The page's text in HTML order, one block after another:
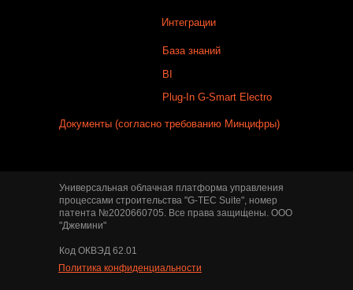
База знаний
Документы (согласно требованию Минцифры)
Интеграции
BI
Plug-In G-Smart Electro
Универсальная облачная платформа управления
процессами строительства "G-TEC Suite", номер
патента №2020660705. Все права защищены. ООО
"Джемини"
Код ОКВЭД 62.01
Политика конфиденциальности